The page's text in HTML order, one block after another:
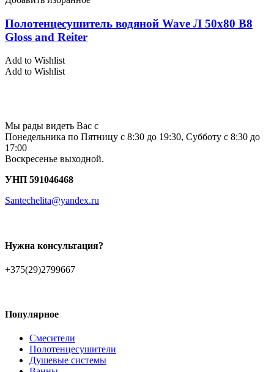
Полотенцесушитель водяной Wave Л 50х80 В8
Gloss and Reiter
Add to Wishlist
Add to Wishlist
Мы рады видеть Вас с
Понедельника по Пятницу с 8:30 до 19:30, Субботу с 8:30 до
17:00
Воскресенье выходной.
УНП 591046468
Santechelita@yandex.ru
Нужна консультация?
+375(29)2799667
Популярное
Смесители
Полотенцесушители
Душевые системы